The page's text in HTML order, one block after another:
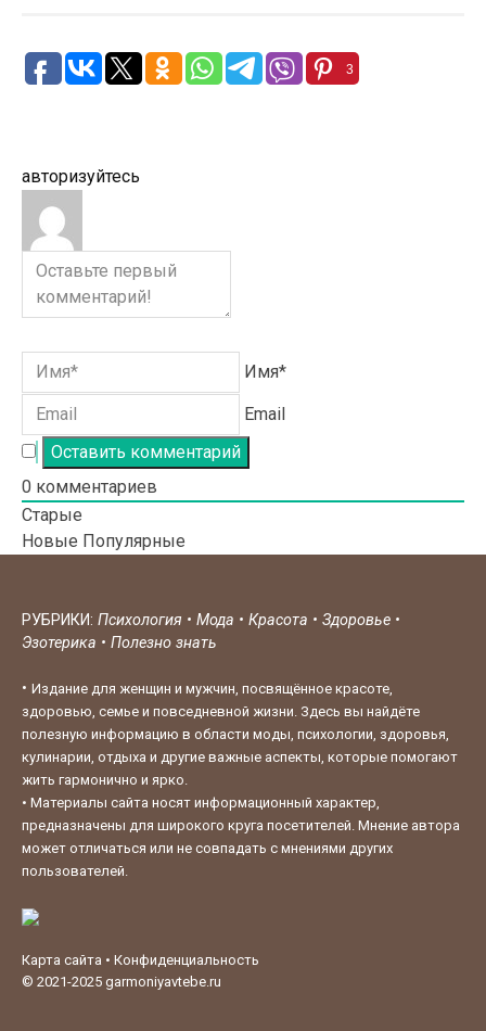
3
авторизуйтесь
Имя*
Email
0 комментариев
Старые
Новые Популярные
РУБРИКИ: Психология • Мода • Красота • Здоровье •
Эзотерика • Полезно знать
• Издание для женщин и мужчин, посвящённое красоте,
здоровью, семье и повседневной жизни. Здесь вы найдёте
полезную информацию в области моды, психологии, здоровья,
кулинарии, отдыха и другие важные аспекты, которые помогают
жить гармонично и ярко.
• Материалы сайта носят информационный характер,
предназначены для широкого круга посетителей. Мнение автора
может отличаться или не совпадать с мнениями других
пользователей.
Карта сайта • Конфиденциальность
© 2021-2025 garmoniyavtebe.ru